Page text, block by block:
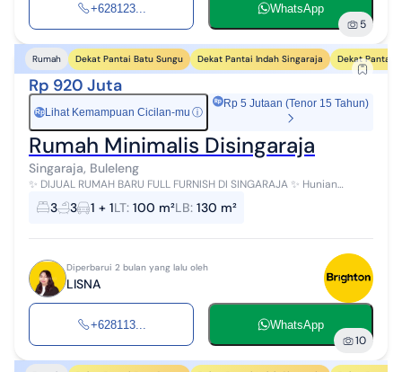
+628123... WhatsApp
5
Rumah Dekat Pantai Batu Sungu Dekat Pantai Indah Singaraja Dekat Pantai
Rp 920 Juta
Rp Lihat Kemampuan Cicilan-mu ⓘ
Rp 5 Jutaan (Tenor 15 Tahun)
Rumah Minimalis Disingaraja
Singaraja, Buleleng
✨ DIJUAL RUMAH BARU FULL FURNISH DI SINGARAJA ✨ Hunian
nyaman dengan desain modern, siap langsung ditempati tanpa
perlu beli furniture lagi :h...
3 3 1 + 1LT: 100 m²LB: 130 m²
Diperbarui 2 bulan yang lalu oleh
LISNA
+628113... WhatsApp
10